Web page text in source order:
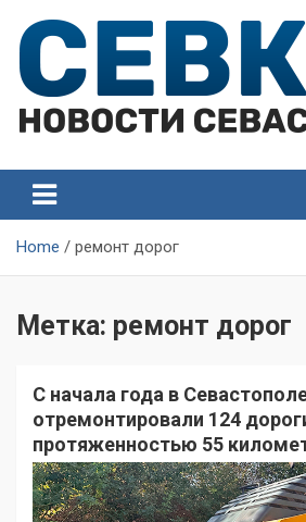
content
Севастополя
Севастополя
Home ремонт дорог
Метка: ремонт дорог
С начала года в
отремонтировали 124
протяженностью 55